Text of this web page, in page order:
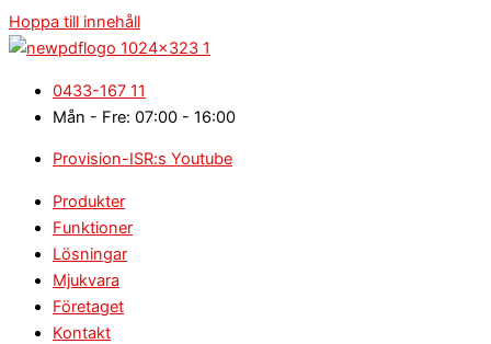
Hoppa till innehåll
0433-167 11
Mån - Fre: 07:00 - 16:00
Provision-ISR:s Youtube
Produkter
Funktioner
Lösningar
Mjukvara
Företaget
Kontakt